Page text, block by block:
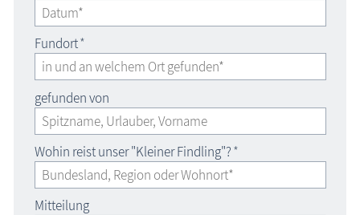
Fundort*
gefunden von
Wohin reist unser "Kleiner Findling"?*
Mitteilung